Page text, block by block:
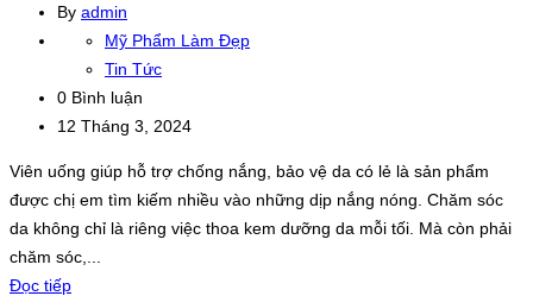
By admin
Mỹ Phẩm Làm Đẹp
Tin Tức
0 Bình luận
12 Tháng 3, 2024
Viên uống giúp hỗ trợ chống nắng, bảo vệ da có lẻ là sản phẩm
được chị em tìm kiếm nhiều vào những dịp nắng nóng. Chăm sóc
da không chỉ là riêng việc thoa kem dưỡng da mỗi tối. Mà còn phải
chăm sóc,...
Đọc tiếp